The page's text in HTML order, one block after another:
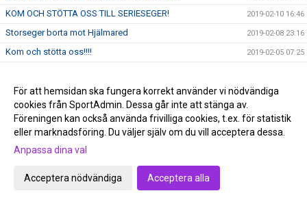
KOM OCH STÖTTA OSS TILL SERIESEGER! 2019-02-10 16:46
Storseger borta mot Hjälmared 2019-02-08 23:16
Kom och stötta oss!!!! 2019-02-05 07:25
Lilja avgjorde med 16 sekunder kvar ! 2019-02-01 22:27
Dags att fylla borgen? Kom och stötta oss! 2019-01-27 18:27
Delade poäng borta i Fritsla ! 2019-01-25 21:43
Vinst igen, men det satt hårt åt
Nyheter våren 2019!
För att hemsidan ska fungera korrekt använder vi nödvändiga
cookies från SportAdmin. Dessa går inte att stänga av.
Föreningen kan också använda frivilliga cookies, t.ex. för statistik
eller marknadsföring. Du väljer själv om du vill acceptera dessa.
Anpassa dina val
Acceptera nödvändiga Acceptera alla